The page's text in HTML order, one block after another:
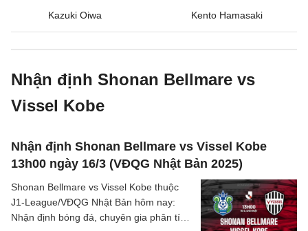
Kazuki Oiwa Kento Hamasaki
Nhận định Shonan Bellmare vs
Vissel Kobe
Nhận định Shonan Bellmare vs Vissel Kobe
13h00 ngày 16/3 (VĐQG Nhật Bản 2025)
Shonan Bellmare vs Vissel Kobe thuộc
J1-League/VĐQG Nhật Bản hôm nay:
Nhận định bóng đá, chuyên gia phân tích